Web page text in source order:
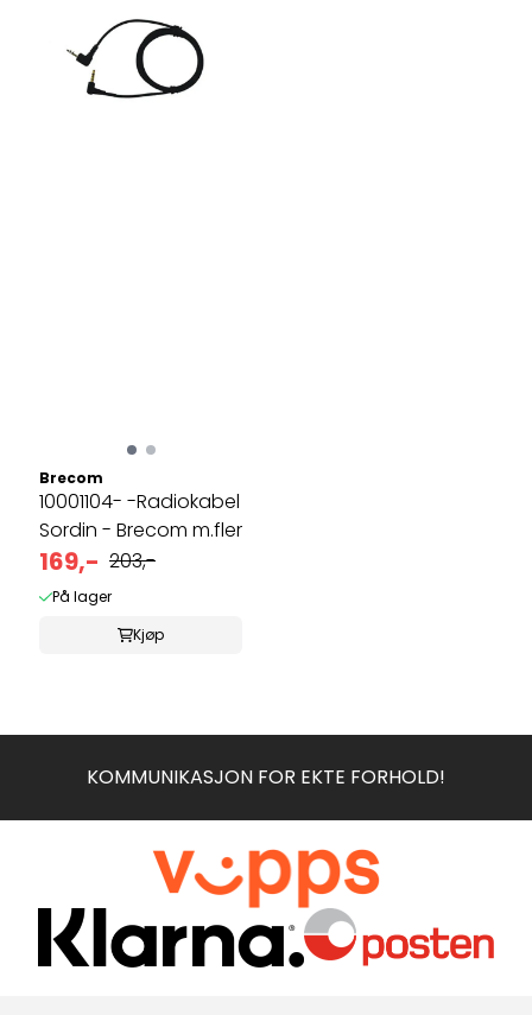
Brecom
10001104- -Radiokabel
Sordin - Brecom m.fler
169,- 203,-
På lager
Kjøp
KOMMUNIKASJON FOR EKTE FORHOLD!